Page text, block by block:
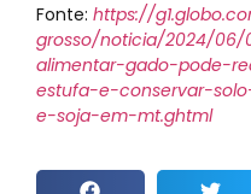
Fonte: https://
grosso/noticia/2024/
alimentar-gado-pode-
estufa-e-conservar-
e-soja-em-mt.ghtml